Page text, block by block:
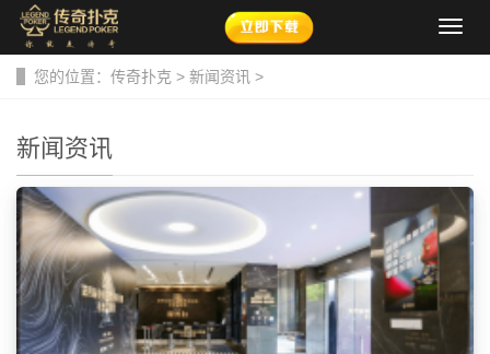
导
您的位置： 传奇扑克 > 新闻资讯 >
新闻资讯